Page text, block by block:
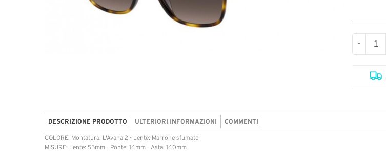
-
DESCRIZIONE PRODOTTO ULTERIORI INFORMAZIONI COMMENTI
COLORE: Montatura: L'Avana 2 - Lente: Marrone sfumato
MISURE: Lente: 55mm - Ponte: 14mm - Asta: 140mm